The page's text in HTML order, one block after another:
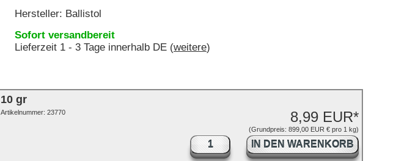
Hersteller: Ballistol
Sofort versandbereit
Lieferzeit 1 - 3 Tage innerhalb DE (weitere)
10 gr
8,99 EUR*
(Grundpreis: 899,00 EUR € pro 1 kg)
Artikelnummer: 23770
IN DEN WARENKORB